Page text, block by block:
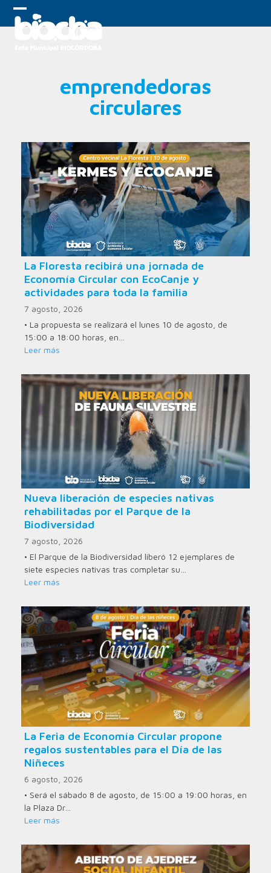
Skip
Open
Close
emprendedoras
circulares
La Floresta recibirá una jornada de
Economía Circular con EcoCanje y
actividades para toda la familia
7 agosto, 2026
• La propuesta se realizará el lunes 10 de agosto, de
15:00 a 18:00 horas, en…
Leer más
Nueva liberación de especies nativas
rehabilitadas por el Parque de la
Biodiversidad
7 agosto, 2026
• El Parque de la Biodiversidad liberó 12 ejemplares de
siete especies nativas tras completar su…
Leer más
La Feria de Economía Circular propone
regalos sustentables para el Día de las
Niñeces
6 agosto, 2026
• Será el sábado 8 de agosto, de 15:00 a 19:00 horas, en
la Plaza Dr…
Leer más